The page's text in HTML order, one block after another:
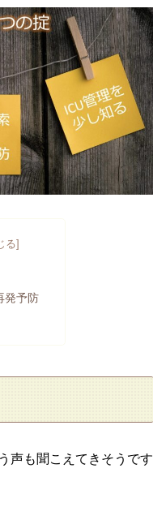
発予防
声も聞こえてきそうです